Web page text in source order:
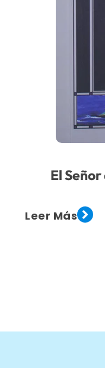
El
Leer Más